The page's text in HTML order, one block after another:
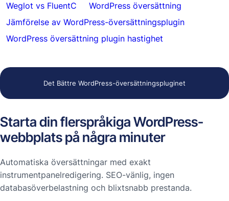
Weglot vs FluentC
WordPress översättning
Jämförelse av WordPress-översättningsplugin
WordPress översättning plugin hastighet
Det Bättre WordPress-översättningspluginet
Starta din flerspråkiga WordPress-
webbplats på några minuter
Automatiska översättningar med exakt
instrumentpanelredigering. SEO-vänlig, ingen
databasöverbelastning och blixtsnabb prestanda.